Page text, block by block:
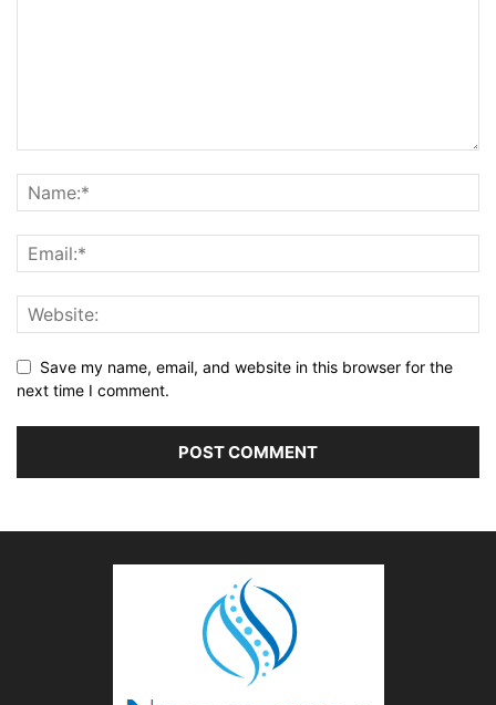
Save my name, email, and website in this browser for the
next time I comment.